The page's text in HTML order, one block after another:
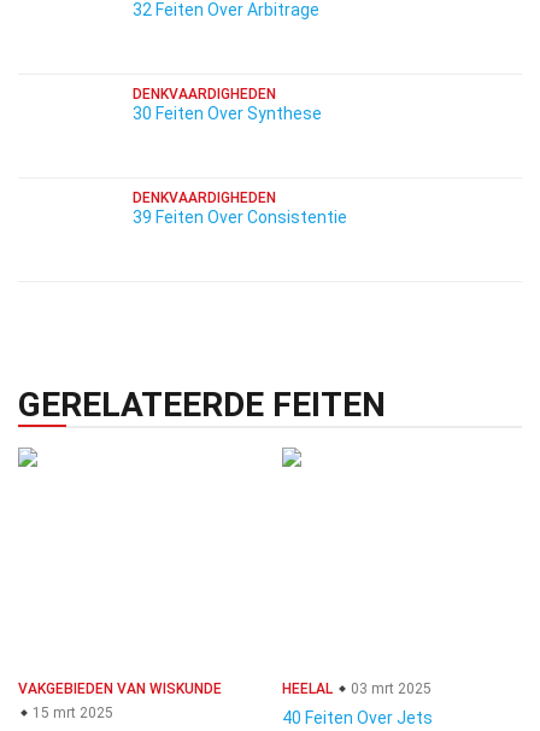
32 Feiten Over Arbitrage
DENKVAARDIGHEDEN
30 Feiten Over Synthese
DENKVAARDIGHEDEN
39 Feiten Over Consistentie
GERELATEERDE FEITEN
VAKGEBIEDEN VAN WISKUNDE
15 mrt 2025
HEELAL 03 mrt 2025
40 Feiten Over Jets